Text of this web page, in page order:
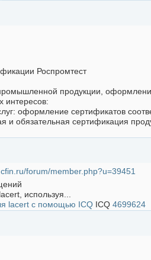
Роспромтест
продукции,
интересов:
оформление сертификатов
и обязательная сертификация
forum/member.php?u=39451
используя...
ICQ 4699624